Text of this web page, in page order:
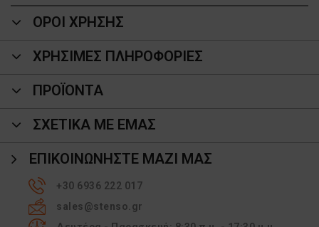
ΟΡΟΙ ΧΡΗΣΗΣ
ΧΡΗΣΙΜΕΣ ΠΛΗΡΟΦΟΡΙΕΣ
ΠΡΟΪΌΝΤΑ
ΣΧΕΤΙΚΑ ΜΕ ΕΜΑΣ
ΕΠΙΚΟΙΝΩΝΉΣΤΕ ΜΑΖΊ ΜΑΣ
+30 6936 222 017
sales@stenso.gr